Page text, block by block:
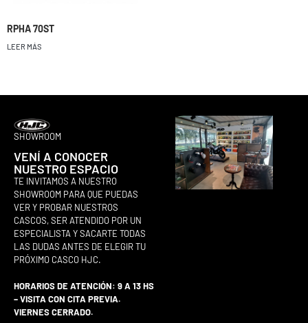
RPHA 70ST
LEER MÁS
SHOWROOM
VENÍ A CONOCER
NUESTRO ESPACIO
TE INVITAMOS A NUESTRO
SHOWROOM PARA QUE PUEDAS
VER Y PROBAR NUESTROS
CASCOS, SER ATENDIDO POR UN
ESPECIALISTA Y SACARTE TODAS
LAS DUDAS ANTES DE ELEGIR TU
PRÓXIMO CASCO HJC.
HORARIOS DE ATENCIÓN: 9 A 13 HS
– VISITA CON CITA PREVIA.
VIERNES CERRADO.